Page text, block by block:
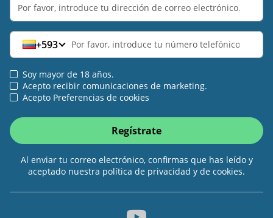
+593
Soy mayor de 18 años.
Acepto recibir comunicaciones de marketing.
Acepto Preferencias de cookies
Regístrate
Al enviar tu correo electrónico, confirmas que has leído y
aceptado nuestra política de privacidad y de cookies.